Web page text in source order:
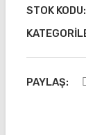
STOK KODU:
PAYLAŞ: